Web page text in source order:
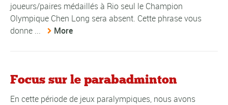
joueurs/paires médaillés à Rio seul le Champion
Olympique Chen Long sera absent. Cette phrase vous
donne ...
More
Focus sur le parabadminton
En cette période de jeux paralympiques, nous avons